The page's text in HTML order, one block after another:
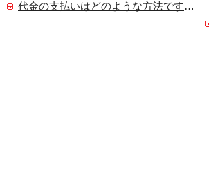
代金の支払いはどのような方法ですか？